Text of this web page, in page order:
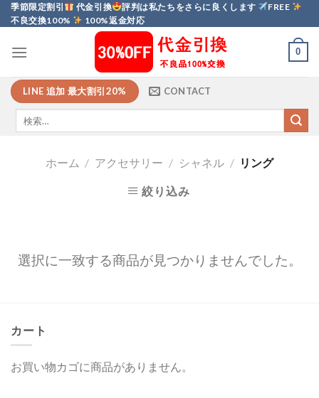
Skip
to
季節限定割引 代金引換 評判は私たちをさらに良くします
FREE
不良交換100%
100%返金対応
0
LINE 追加 最大割引20% CONTACT
ホーム / アクセサリー / シャネル / リング
絞り込み
選択に一致する商品が見つかりませんでした。
カート
お買い物カゴに商品がありません。